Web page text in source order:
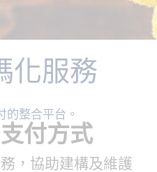
化服務
的整合平台。
付方式
，協助建構及維護